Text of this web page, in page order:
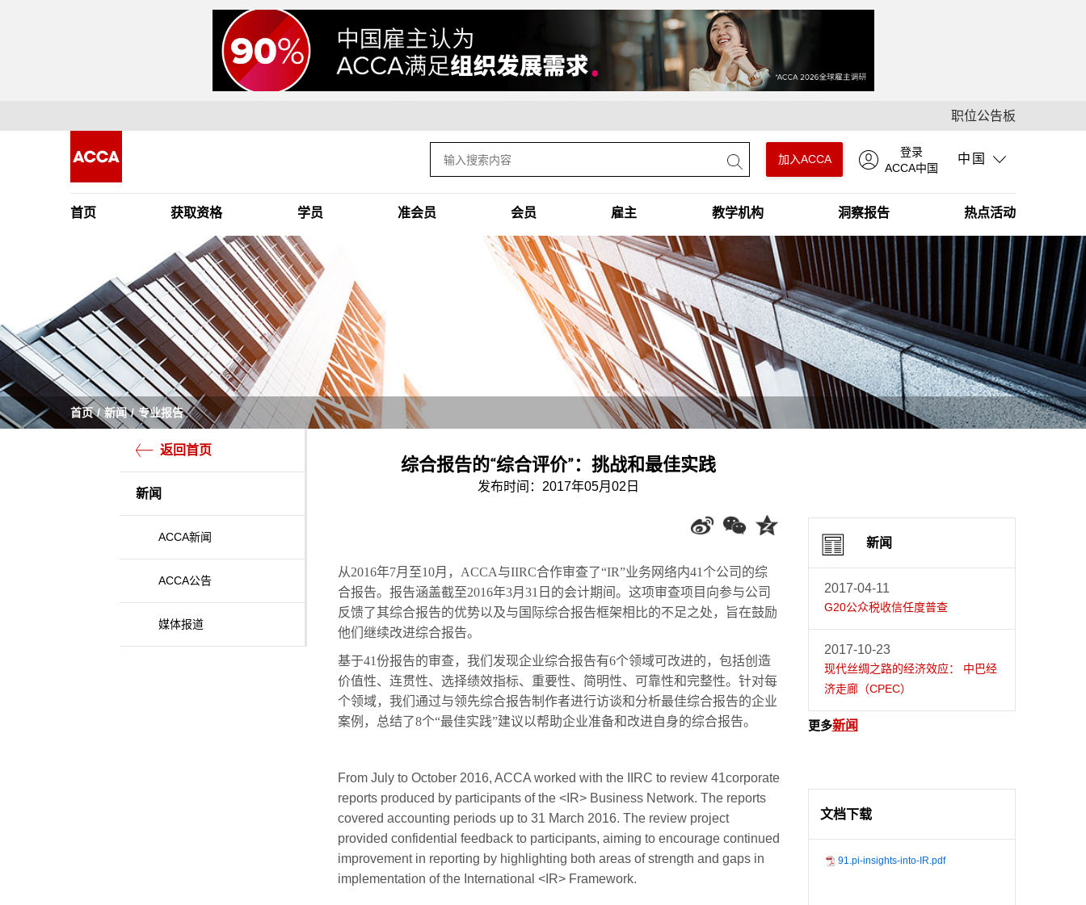
职位公告板
中国
登录
ACCA中国
加入ACCA
首页 获取资格 学员 准会员 会员 雇主 教学机构 洞察报告 热点活动
首页 新闻 专业报告
返回首页
新闻
ACCA新闻
ACCA公告
媒体报道
综合报告的“综合评价”：挑战和最佳实践
发布时间：2017年05月02日
从2016年7月至10月，ACCA与IIRC合作审查了“IR”业务网络内41个公司的综
合报告。报告涵盖截至2016年3月31日的会计期间。这项审查项目向参与公司
反馈了其综合报告的优势以及与国际综合报告框架相比的不足之处，旨在鼓励
他们继续改进综合报告。
基于41份报告的审查，我们发现企业综合报告有6个领域可改进的，包括创造
价值性、连贯性、选择绩效指标、重要性、简明性、可靠性和完整性。针对每
个领域，我们通过与领先综合报告制作者进行访谈和分析最佳综合报告的企业
案例，总结了8个“最佳实践”建议以帮助企业准备和改进自身的综合报告。
From July to October 2016, ACCA worked with the IIRC to review 41corporate
reports produced by participants of the <IR> Business Network. The reports
covered accounting periods up to 31 March 2016. The review project
provided confidential feedback to participants, aiming to encourage continued
improvement in reporting by highlighting both areas of strength and gaps in
implementation of the International <IR> Framework.
新闻
2017-04-11
G20公众税收信任度普查
2017-10-23
现代丝绸之路的经济效应： 中巴经
济走廊（CPEC）
更多新闻
文档下载
91.pi-insights-into-IR.pdf